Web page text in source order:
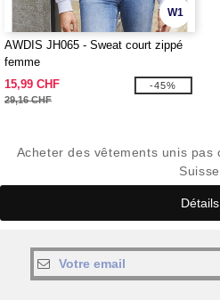
W1
AWDIS JH065 - Sweat court zippé
femme
15,99 CHF
29,16 CHF
-45%
Acheter des vêtements unis pas
Suisse
Détails